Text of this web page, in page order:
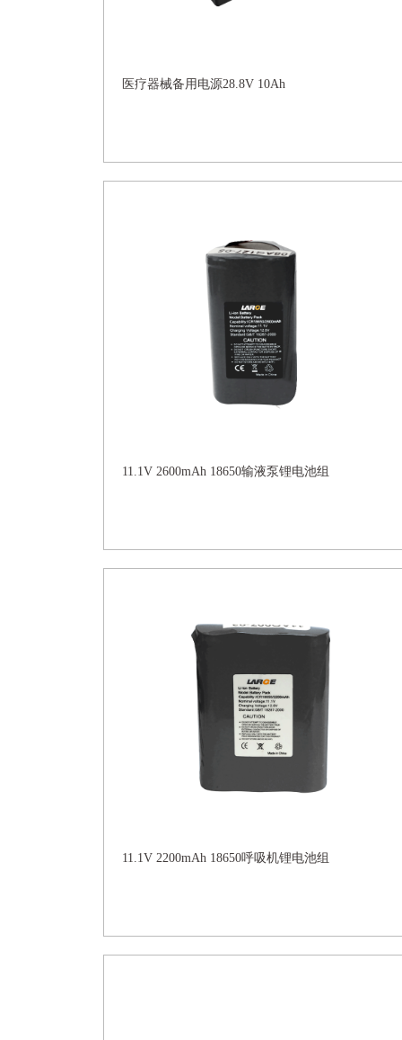
医疗器械备用电源28.8V 10Ah
11.1V 2600mAh 18650输液泵锂电池组
11.1V 2200mAh 18650呼吸机锂电池组